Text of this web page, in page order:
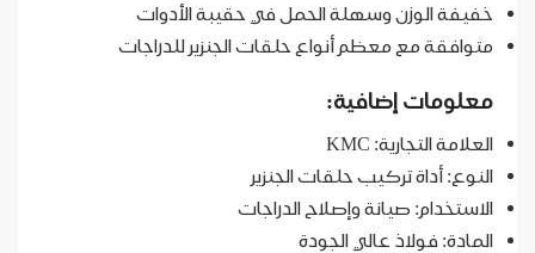
خفيفة الوزن وسهلة الحمل في حقيبة الأدوات
متوافقة مع معظم أنواع حلقات الجنزير للدراجات
معلومات إضافية:
العلامة التجارية: KMC
النوع: أداة تركيب حلقات الجنزير
الاستخدام: صيانة وإصلاح الدراجات
المادة: فولاذ عالي الجودة